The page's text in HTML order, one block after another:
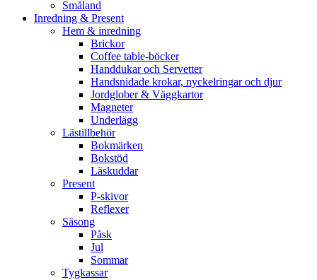
Småland
Inredning & Present
Hem & inredning
Brickor
Coffee table-böcker
Handdukar och Servetter
Handsnidade krokar, nyckelringar och djur
Jordglober & Väggkartor
Magneter
Underlägg
Lästillbehör
Bokmärken
Bokstöd
Läskuddar
Present
P-skivor
Reflexer
Säsong
Påsk
Jul
Sommar
Tygkassar